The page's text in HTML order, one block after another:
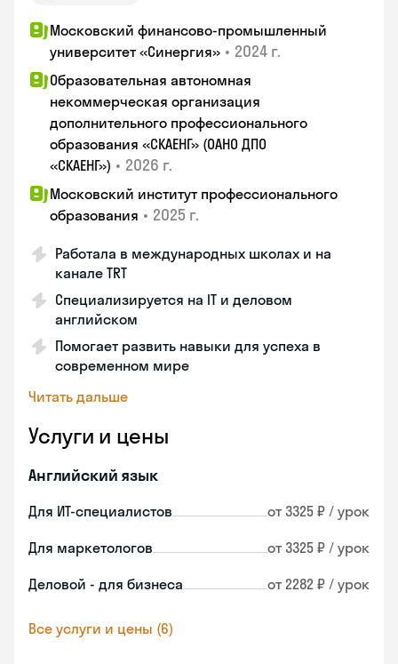
Московский финансово-промышленный
университет «Синергия» • 2024 г.
Образовательная автономная
некоммерческая организация
дополнительного профессионального
образования «СКАЕНГ» (ОАНО ДПО
«СКАЕНГ») • 2026 г.
Московский институт профессионального
образования • 2025 г.
Работала в международных школах и на
канале TRT
Специализируется на IT и деловом
английском
Помогает развить навыки для успеха в
современном мире
Читать дальше
Услуги и цены
Английский язык
Для ИТ-специалистов от 3325 ₽ / урок
Для маркетологов от 3325 ₽ / урок
Деловой - для бизнеса от 2282 ₽ / урок
Все услуги и цены (6)